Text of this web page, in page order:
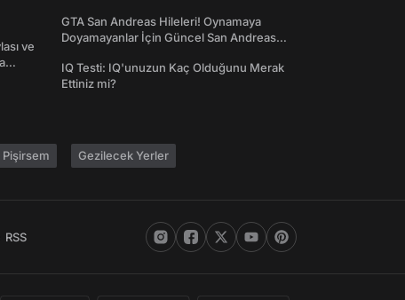
ve
GTA San Andreas Hileleri! Oynamaya
Doyamayanlar İçin Güncel San Andreas
IQ Testi: IQ'unuzun Kaç Olduğunu Merak
Ettiniz mi?
Gezilecek Yerler
RSS